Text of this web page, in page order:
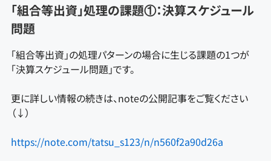
「組合等出資」処理の課題①：決算スケジュール
問題
「組合等出資」の処理パターンの場合に生じる課題の1つが
「決算スケジュール問題」です。
更に詳しい情報の続きは、noteの公開記事をご覧ください
（↓）
https://note.com/tatsu_s123/n/n560f2a90d26a